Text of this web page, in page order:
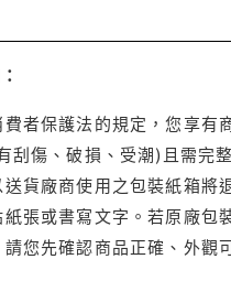
費者保護法的規定，您享有
刮傷、破損、受潮)且需完
送貨廠商使用之包裝紙箱將
紙張或書寫文字。若原廠
您先確認商品正確、外觀